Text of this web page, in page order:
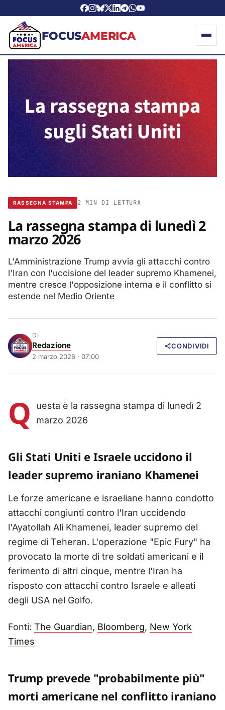
FOCUSAMERICA
RASSEGNA STAMPA 2 MIN DI LETTURA
La rassegna stampa di lunedì 2
marzo 2026
L'Amministrazione Trump avvia gli attacchi contro
l'Iran con l'uccisione del leader supremo Khamenei,
mentre cresce l'opposizione interna e il conflitto si
estende nel Medio Oriente
DI
Redazione
2 marzo 2026 · 07:00
CONDIVIDI
Q
uesta è la rassegna stampa di lunedì 2
marzo 2026
Gli Stati Uniti e Israele uccidono il
leader supremo iraniano Khamenei
Le forze americane e israeliane hanno condotto
attacchi congiunti contro l'Iran uccidendo
l'Ayatollah Ali Khamenei, leader supremo del
regime di Teheran. L'operazione "Epic Fury" ha
provocato la morte di tre soldati americani e il
ferimento di altri cinque, mentre l'Iran ha
risposto con attacchi contro Israele e alleati
degli USA nel Golfo.
Fonti: The Guardian, Bloomberg, New York
Times
Trump prevede "probabilmente più"
morti americane nel conflitto iraniano